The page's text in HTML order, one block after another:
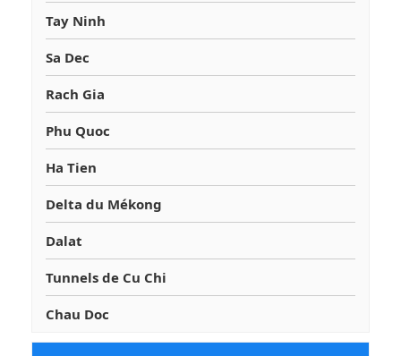
Tay Ninh
Sa Dec
Rach Gia
Phu Quoc
Ha Tien
Delta du Mékong
Dalat
Tunnels de Cu Chi
Chau Doc